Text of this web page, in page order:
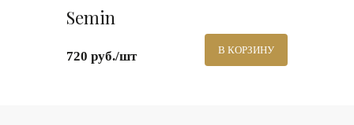
Semin
720 руб./шт В КОРЗИНУ